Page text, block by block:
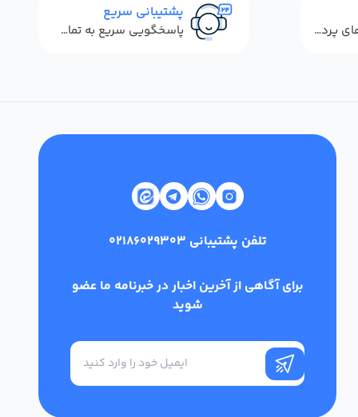
استفاده از روش‌های پرداخت امن
پشتیبانی سریع
پاسخگویی سریع به تماس‌ها و پیام‌ها
تلفن پشتیبانی 02186029303
برای آگاهی از آخرین اخبار در خبرنامه ما عضو
شوید